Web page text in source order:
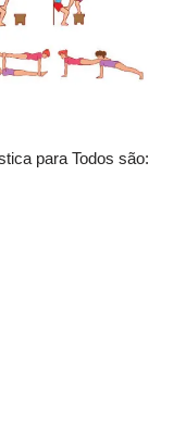
para Todos são: